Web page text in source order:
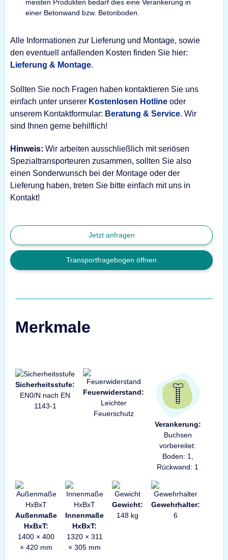
meisten Produkten bedarf dies eine Verankerung in
einer Betonwand bzw. Betonboden.
Alle Informationen zur Lieferung und Montage, sowie
den eventuell anfallenden Kosten finden Sie hier:
Lieferung & Montage.
Sollten Sie noch Fragen haben kontaktieren Sie uns
einfach unter unserer Kostenlosen Hotline oder
unserem Kontaktformular: Beratung & Service. Wir
sind Ihnen gerne behilflich!
Hinweis: Wir arbeiten ausschließlich mit seriösen
Spezialtransporteuren zusammen, sollten Sie also
einen Sonderwunsch bei der Montage oder der
Lieferung haben, treten Sie bitte einfach mit uns in
Kontakt!
Jetzt anfragen
Transportfragebogen öffnen
Merkmale
Sicherheitsstufe:
EN0/N nach EN
1143-1
Feuerwiderstand:
Leichter
Feuerschutz
Verankerung:
Buchsen
vorbereitet:
Boden: 1,
Rückwand: 1
Außenmaße
HxBxT:
1400 × 400
× 420 mm
Innenmaße
HxBxT:
1320 × 311
× 305 mm
Gewicht:
148 kg
Gewehrhalter:
6